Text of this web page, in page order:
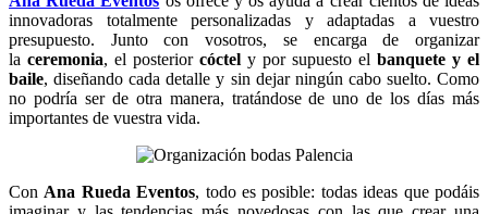
innovadoras totalmente personalizadas y adaptadas a vuestro
presupuesto. Junto con vosotros, se encarga de organizar
la ceremonia, el posterior cóctel y por supuesto el banquete y el
baile, diseñando cada detalle y sin dejar ningún cabo suelto. Como
no podría ser de otra manera, tratándose de uno de los días más
importantes de vuestra vida.
Con Ana Rueda Eventos, todo es posible: todas ideas que podáis